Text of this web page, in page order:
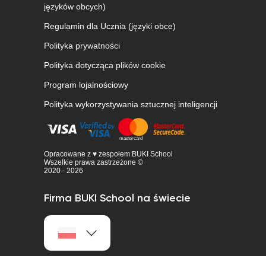
języków obcych)
Regulamin dla Ucznia (języki obce)
Polityka prywatności
Polityka dotycząca plików cookie
Program lojalnościowy
Polityka wykorzystywania sztucznej inteligencji
Opracowane z ♥ zespołem BUKI School
Wszelkie prawa zastrzeżone ©
2020 - 2026
Firma BUKI School na świecie